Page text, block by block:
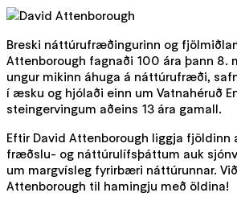
Breski náttúrufræðingurinn og
Attenborough fagnaði 100 ára þann 8.
ungur mikinn áhuga á náttúrufræði,
í æsku og hjólaði einn um Vatnahéruð
steingervingum aðeins 13 ára gamall.
Eftir David Attenborough liggja fjöldinn
fræðslu- og náttúrulífsþáttum auk
um margvísleg fyrirbæri náttúrunnar.
Attenborough til hamingju með öldina!